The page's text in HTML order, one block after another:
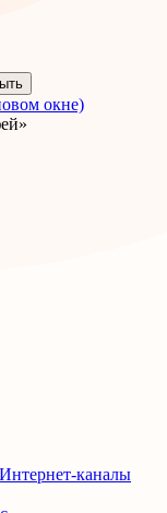
окне)
Интернет-каналы